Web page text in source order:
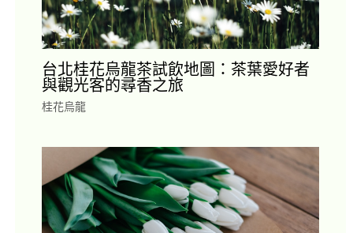
台北桂花烏龍茶試飲地圖：茶葉愛好者
與觀光客的尋香之旅
桂花烏龍